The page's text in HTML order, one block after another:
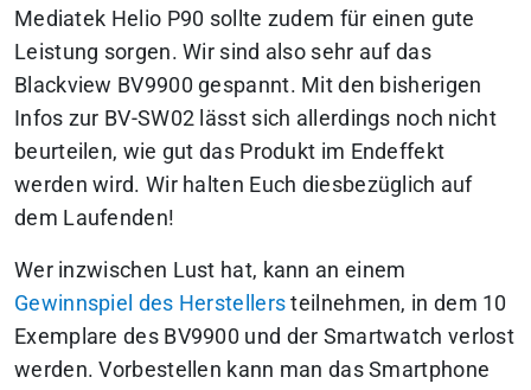
Mediatek Helio P90 sollte zudem für einen gute
Leistung sorgen. Wir sind also sehr auf das
Blackview BV9900 gespannt. Mit den bisherigen
Infos zur BV-SW02 lässt sich allerdings noch nicht
beurteilen, wie gut das Produkt im Endeffekt
werden wird. Wir halten Euch diesbezüglich auf
dem Laufenden!
Wer inzwischen Lust hat, kann an einem
Gewinnspiel des Herstellers teilnehmen, in dem 10
Exemplare des BV9900 und der Smartwatch verlost
werden. Vorbestellen kann man das Smartphone